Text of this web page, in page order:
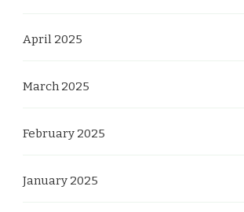
April 2025
March 2025
February 2025
January 2025